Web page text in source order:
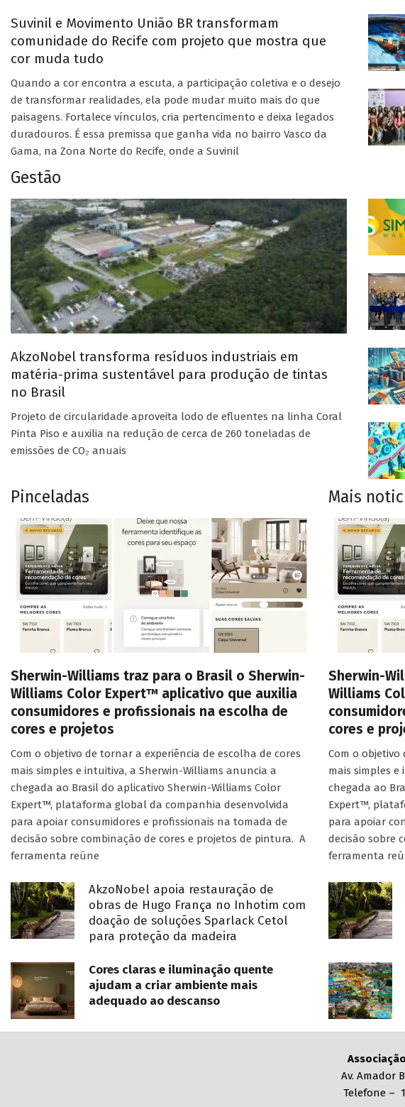
Suvinil e Movimento União BR transformam
comunidade do Recife com projeto que mostra que
cor muda tudo
Quando a cor encontra a escuta, a participação coletiva e o desejo
de transformar realidades, ela pode mudar muito mais do que
paisagens. Fortalece vínculos, cria pertencimento e deixa legados
duradouros. É essa premissa que ganha vida no bairro Vasco da
Gama, na Zona Norte do Recife, onde a Suvinil
Gestão
AkzoNobel transforma resíduos industriais em
matéria-prima sustentável para produção de tintas
no Brasil
Projeto de circularidade aproveita lodo de efluentes na linha Coral
Pinta Piso e auxilia na redução de cerca de 260 toneladas de
emissões de CO₂ anuais
Pinceladas
Sherwin-Williams traz para o Brasil o Sherwin-
Williams Color Expert™ aplicativo que auxilia
consumidores e profissionais na escolha de
cores e projetos
Com o objetivo de tornar a experiência de escolha de cores
mais simples e intuitiva, a Sherwin-Williams anuncia a
chegada ao Brasil do aplicativo Sherwin-Williams Color
Expert™, plataforma global da companhia desenvolvida
para apoiar consumidores e profissionais na tomada de
decisão sobre combinação de cores e projetos de pintura. A
ferramenta reúne
AkzoNobel apoia restauração de
obras de Hugo França no Inhotim com
doação de soluções Sparlack Cetol
para proteção da madeira
Cores claras e iluminação quente
ajudam a criar ambiente mais
adequado ao descanso
Mais
Sherwin-
Williams
cores e
Com o
mais simples
chegada ao
Expert™,
para apoiar
decisão sobre
ferramenta
Av. Amador
Telefone –